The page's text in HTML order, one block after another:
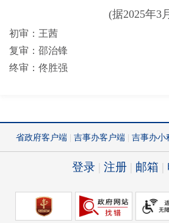
(据2025年3
初审：王茜
复审：邵治锋
终审：佟胜强